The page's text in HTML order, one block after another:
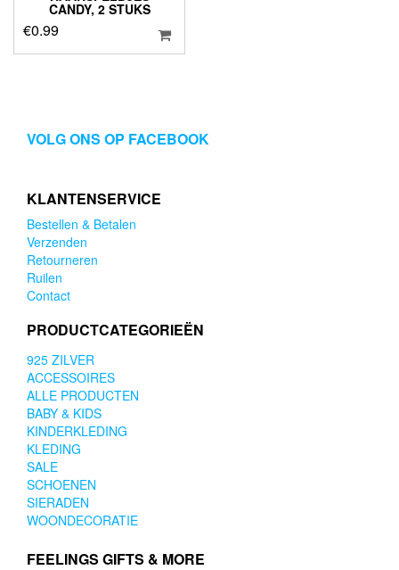
CANDY, 2 STUKS
€0.99
VOLG ONS OP FACEBOOK
KLANTENSERVICE
Bestellen & Betalen
Verzenden
Retourneren
Ruilen
Contact
PRODUCTCATEGORIEËN
925 ZILVER
ACCESSOIRES
ALLE PRODUCTEN
BABY & KIDS
KINDERKLEDING
KLEDING
SALE
SCHOENEN
SIERADEN
WOONDECORATIE
FEELINGS GIFTS & MORE